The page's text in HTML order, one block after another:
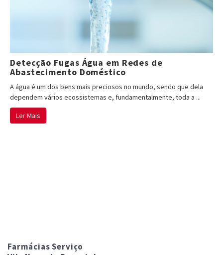
Detecção Fugas Água em Redes de
Abastecimento Doméstico
A água é um dos bens mais preciosos no mundo, sendo que dela
dependem vários ecossistemas e, fundamentalmente, toda a ...
Ler Mais
Farmácias Serviço